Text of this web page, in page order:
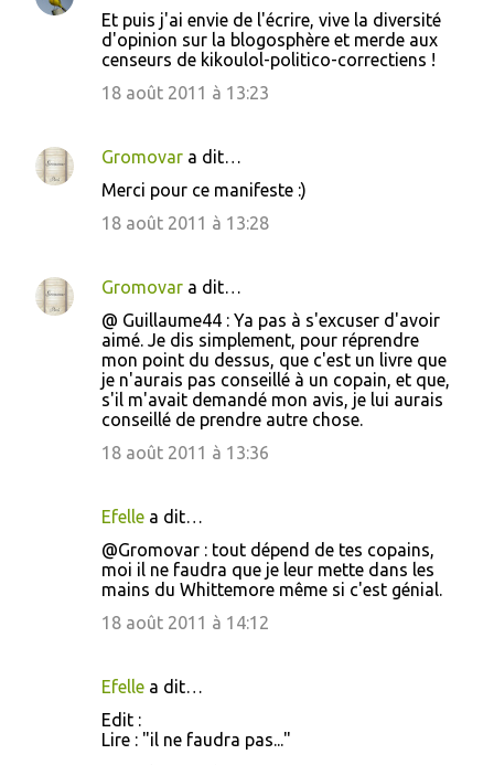
Et puis j'ai envie de l'écrire, vive la diversité
d'opinion sur la blogosphère et merde aux
censeurs de kikoulol-politico-correctiens !
18 août 2011 à 13:23
Gromovar a dit…
Merci pour ce manifeste :)
18 août 2011 à 13:28
Gromovar a dit…
@ Guillaume44 : Ya pas à s'excuser d'avoir
aimé. Je dis simplement, pour réprendre
mon point du dessus, que c'est un livre que
je n'aurais pas conseillé à un copain, et que,
s'il m'avait demandé mon avis, je lui aurais
conseillé de prendre autre chose.
18 août 2011 à 13:36
Efelle a dit…
@Gromovar : tout dépend de tes copains,
moi il ne faudra que je leur mette dans les
mains du Whittemore même si c'est génial.
18 août 2011 à 14:12
Efelle a dit…
Edit :
Lire : "il ne faudra pas..."